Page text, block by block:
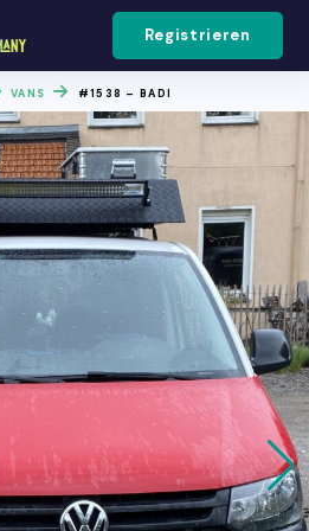
Registrieren
VANS #1538 – BADI